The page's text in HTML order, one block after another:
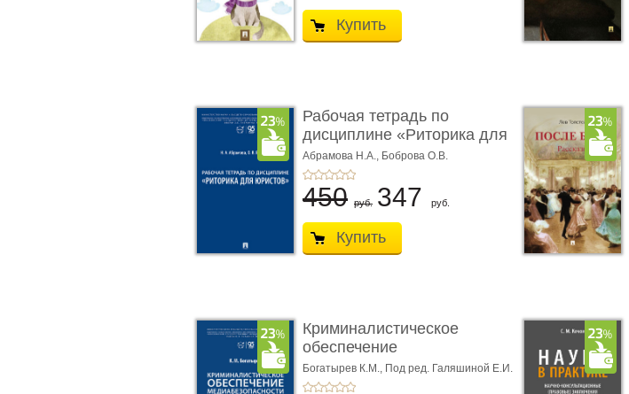
Купить
Рабочая тетрадь по
дисциплине «Риторика для
ю� ...
Абрамова Н.А., Боброва О.В.
450 руб. 347 руб.
Купить
Криминалистическое
обеспечение
медиабезопас� ...
Богатырев К.М., Под ред. Галяшиной Е.И.